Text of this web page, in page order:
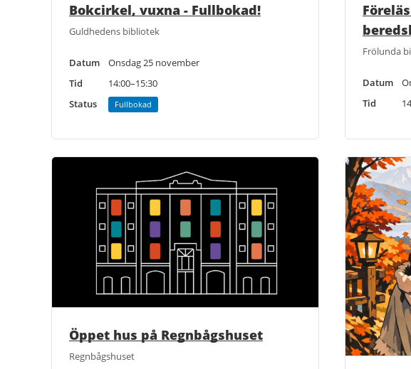
Bokcirkel, vuxna - Fullbokad!
Guldhedens bibliotek
Datum
Onsdag 25 november
Tid
14:00–15:30
Status
Fullbokad
Frölunda
Datum
Tid
Öppet hus på Regnbågshuset
Regnbågshuset